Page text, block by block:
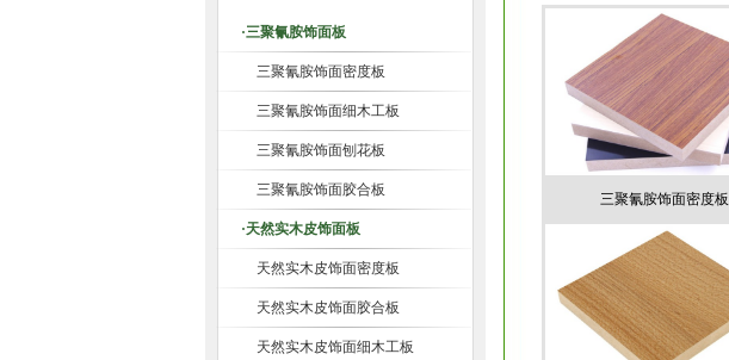
·三聚氰胺饰面板
三聚氰胺饰面密度板
三聚氰胺饰面细木工板
三聚氰胺饰面刨花板
三聚氰胺饰面胶合板
·天然实木皮饰面板
天然实木皮饰面密度板
天然实木皮饰面胶合板
天然实木皮饰面细木工板
三聚氰胺饰面密度板